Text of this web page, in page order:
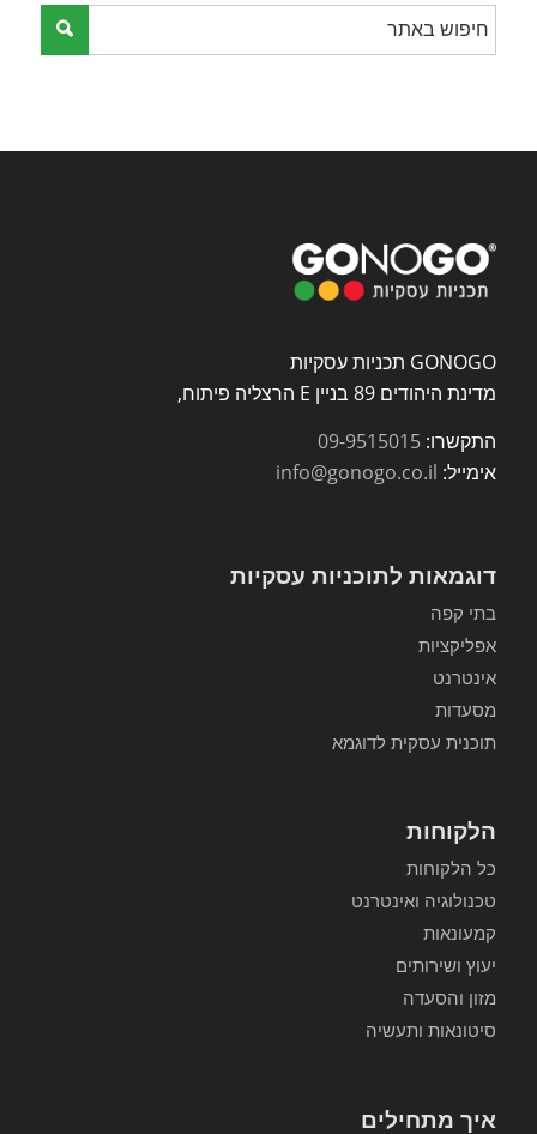
GONOGO תכניות עסקיות
מדינת היהודים 89 בניין E הרצליה פיתוח,
התקשרו: 09-9515015
אימייל: info@gonogo.co.il
דוגמאות לתוכניות עסקיות
בתי קפה
אפליקציות
אינטרנט
מסעדות
תוכנית עסקית לדוגמא
הלקוחות
כל הלקוחות
טכנולוגיה ואינטרנט
קמעונאות
יעוץ ושירותים
מזון והסעדה
סיטונאות ותעשיה
איך מתחילים